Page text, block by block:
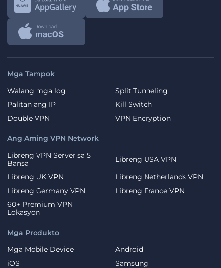
Mga Tampok
Walang mga log
Split Tunneling
Palitan ang IP
Kill Switch
Double VPN
VPN Encryption
Mga Produkto
Mga Mobile Device
Android
iOS
Samsung
Ang Aming VPN Network
Libreng VPN Server sa 5
Bansa
Libreng USA VPN
Libreng UK VPN
Libreng Netherlands VPN
Libreng Germany VPN
Libreng France VPN
60+ Premium VPN
Lokasyon